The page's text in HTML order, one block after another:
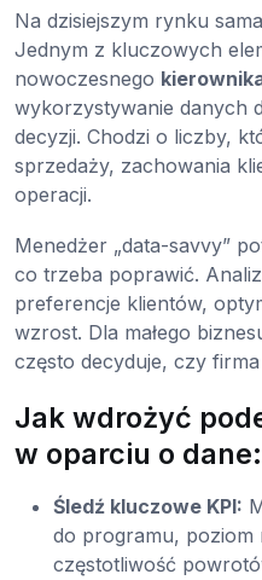
Na dzisiejszym rynku
Jednym z kluczowych
nowoczesnego
wykorzystywanie danych
decyzji. Chodzi o liczby,
sprzedaży, zachowania
operacji.
Menedżer „data-savvy”
co trzeba poprawić.
preferencje klientów,
wzrost. Dla małego
często decyduje, czy
Jak wdrożyć
w oparciu o dane:
Śledź kluczowe KPI:
do programu, poziom
częstotliwość